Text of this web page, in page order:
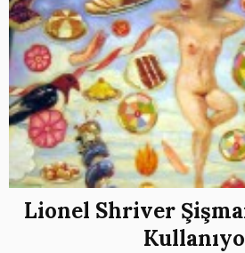
Lionel Shriver